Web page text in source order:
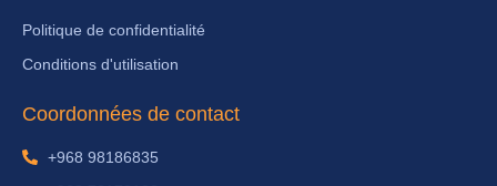
Politique de confidentialité
Conditions d'utilisation
Coordonnées de contact
+968 98186835